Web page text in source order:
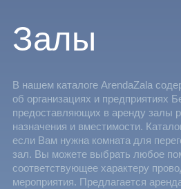
Залы
В нашем каталоге ArendaZala
об организациях и предприятиях
предоставляющих в аренду залы
назначения и вместимости.
если Вам нужна комната для
зал. Вы можете выбрать любое
соответствующее характеру
мероприятия. Предлагается